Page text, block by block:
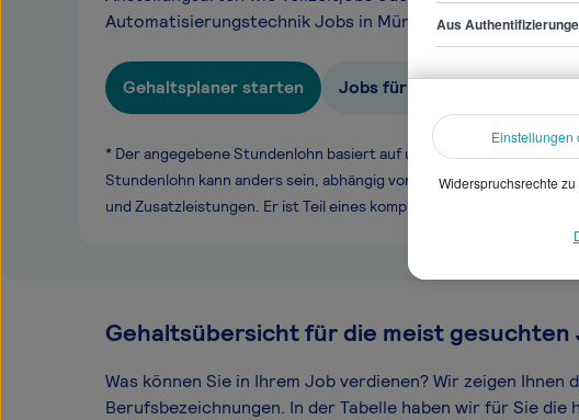
Automatisierungstechnik Jobs in München.
Gehaltsplaner starten Jobs für Leiter/in
* Der angegebene Stundenlohn basiert auf unseren gesammelten
Stundenlohn kann anders sein, abhängig von Überstunden,
und Zusatzleistungen. Er ist Teil eines komplexen
Gehaltsübersicht für die meist gesuchten
Was können Sie in Ihrem Job verdienen? Wir zeigen
Berufsbezeichnungen. In der Tabelle haben wir für Sie
Aus
Einstellungen
Widerspruchsrechte